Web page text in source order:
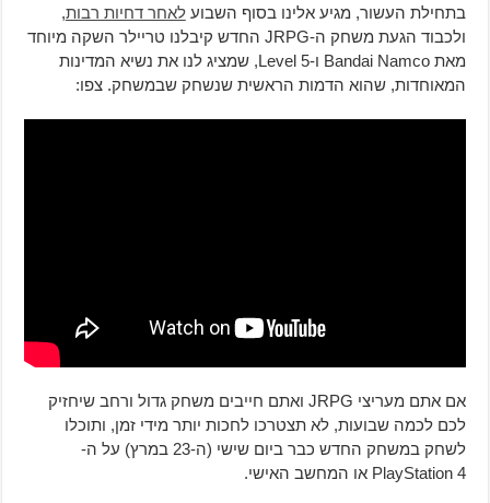
בתחילת העשור, מגיע אלינו בסוף השבוע לאחר דחיות רבות,
ולכבוד הגעת משחק ה-JRPG החדש קיבלנו טריילר השקה מיוחד
מאת Bandai Namco ו-Level 5, שמציג לנו את נשיא המדינות
המאוחדות, שהוא הדמות הראשית שנשחק שבמשחק. צפו:
אם אתם מעריצי JRPG ואתם חייבים משחק גדול ורחב שיחזיק
לכם לכמה שבועות, לא תצטרכו לחכות יותר מידי זמן, ותוכלו
לשחק במשחק החדש כבר ביום שישי (ה-23 במרץ) על ה-
PlayStation 4 או המחשב האישי.